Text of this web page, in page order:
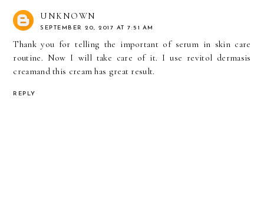
UNKNOWN
SEPTEMBER 20, 2017 AT 7:51 AM
Thank you for telling the important of serum in skin care
routine. Now I will take care of it. I use revitol dermasis
creamand this cream has great result.
REPLY